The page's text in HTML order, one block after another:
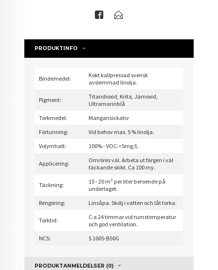
PRODUKTINFO
Bindemedel:
Kokt kallpressad svensk
avslemmad linolja.
Pigment:
Titandioxid, Krita, Järnoxid,
Ultramarinblå
Torkmedel:
Mangansickativ
Förtunning:
Vid behov max. 5 % linolja.
Volymhalt:
100% - VOC:<5mg/L
Applicering:
Omröres väl. Arbeta ut färgen i väl
täckande skikt. Ca 100 my.
Täckning:
15 - 20 m² per liter beroende på
underlaget.
Rengöring:
Linsåpa. Skölj i vatten och låt torka.
Torktid:
C:a 24 timmar vid rumstemperatur
och god ventilation.
NCS:
S 1005-B50G
PRODUKTANMELDELSER (0)